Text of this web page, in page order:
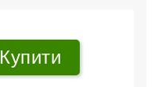
Купити